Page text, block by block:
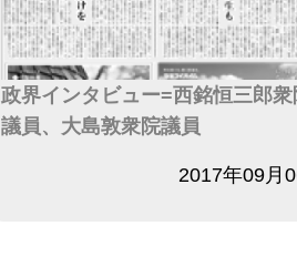
政界インタビュー=西銘恒三郎衆
議員、大島敦衆院議員
2017年09月